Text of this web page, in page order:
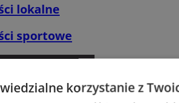
lokalne
sportowe
korzystanie z